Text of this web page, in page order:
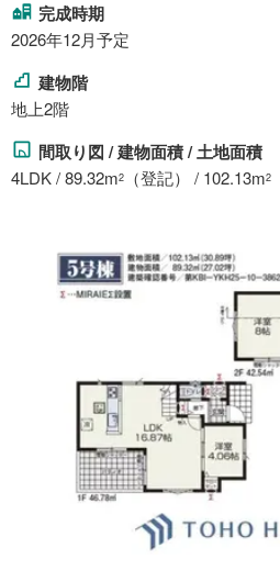
完成時期
2026年12月予定
建物階
地上2階
間取り図 / 建物面積 / 土地面積
4LDK / 89.32m2 （登記） / 102.13m2